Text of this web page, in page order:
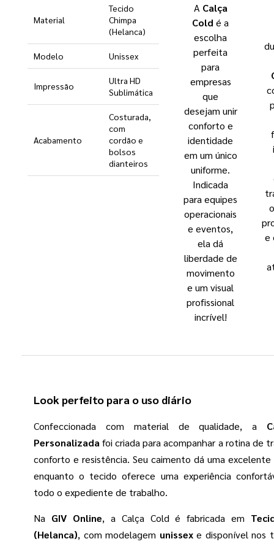
Material
Tecido
Chimpa
(Helanca)
Modelo Unissex
Impressão
Ultra HD
Sublimática
Acabamento
Costurada,
com
cordão e
bolsos
dianteiros
A Calça
Cold é a
escolha
perfeita
para
empresas
que
desejam unir
conforto e
identidade
em um único
uniforme.
Indicada
para equipes
operacionais
e eventos,
ela dá
liberdade de
movimento
e um visual
profissional
incrível!
e
Look perfeito para o uso diário
Confeccionada com material de qualidade, a
Personalizada foi criada para acompanhar a rotina de
conforto e resistência. Seu caimento dá uma excelente
enquanto o tecido oferece uma experiência
todo o expediente de trabalho.
Na GIV Online, a Calça Cold é fabricada em
(Helanca), com modelagem unissexe disponível nos